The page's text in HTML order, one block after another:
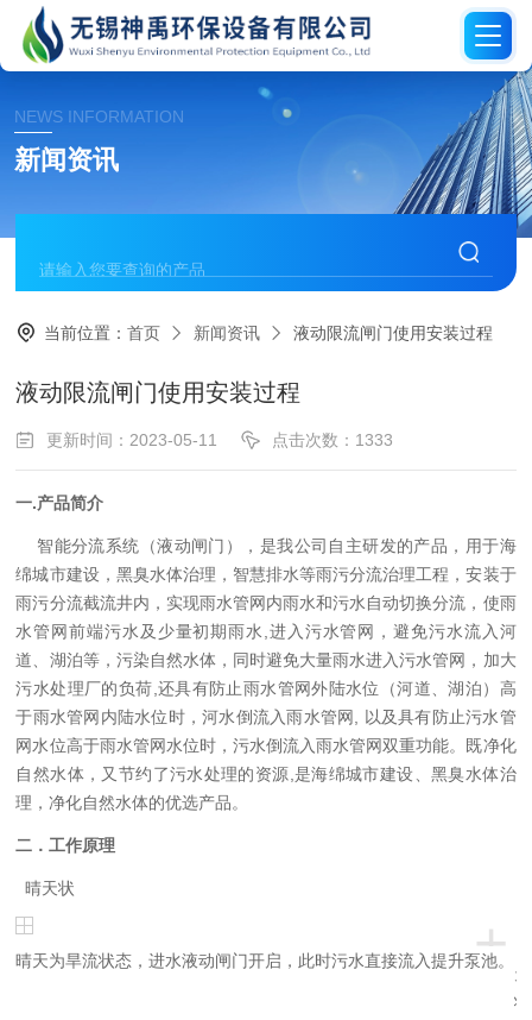
NEWS INFORMATION
新闻资讯
当前位置：首页 新闻资讯 液动限流闸门使用安装过程
液动限流闸门使用安装过程
更新时间：2023-05-11 点击次数：1333
一.产品简介
智能分流系统（液动闸门）
，是我公司自主研发的产品，用于海
绵城市建设，黑臭水体治理，智慧排水等雨污分流治理工程，安装于
雨污分流截流井内 ，实现雨水管网内雨水和污水自动切换分流，使雨
水管网前端污水及少量初期雨水 ,进入污水管网，避免污水流入河
道、湖泊等，污染自然水体，同时避免大量雨水进入污水管网，加大
污水处理厂的负荷,还具有防止雨水管网外陆水位（河道、湖泊）高
于雨水管网内陆水位时，河水倒流入雨水管网, 以及具有防止污水管
网水位高于雨水管网水位时，污水倒流入雨水管网双重功能。既净化
自然水体，又节约了污水处理的资源,是海绵城市建设、黑臭水体治
理，净化自然水体的优选产品。
二．工作原理
晴天状
+
晴天为旱流状态，进水液动闸门开启，此时污水直接流入提升泵池。
天
状